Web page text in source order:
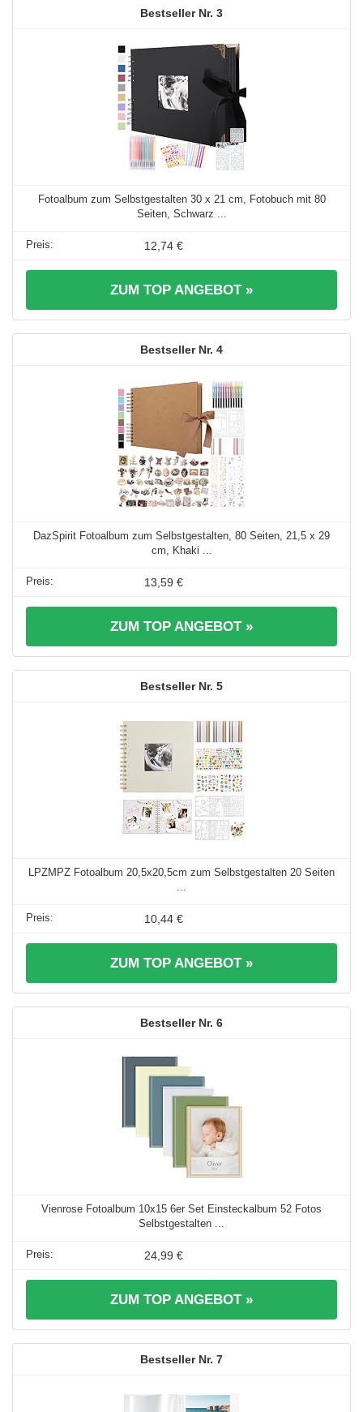
3
Fotoalbum zum Selbstgestalten 30 x 21 cm, Fotobuch mit 80
Seiten, Schwarz ...
12,74 €
ZUM TOP ANGEBOT »
4
DazSpirit Fotoalbum zum Selbstgestalten, 80 Seiten, 21,5 x 29
cm, Khaki ...
13,59 €
ZUM TOP ANGEBOT »
5
LPZMPZ Fotoalbum 20,5x20,5cm zum Selbstgestalten 20 Seiten
10,44 €
ZUM TOP ANGEBOT »
6
Vienrose Fotoalbum 10x15 6er Set Einsteckalbum 52 Fotos
Selbstgestalten ...
24,99 €
ZUM TOP ANGEBOT »
7